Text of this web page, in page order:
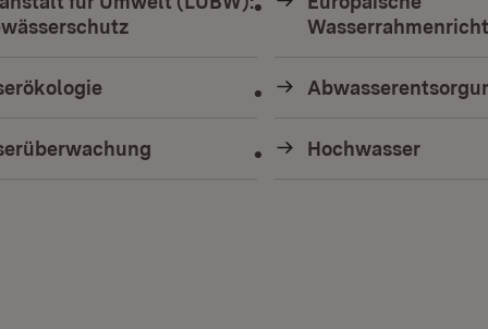
(Öffnet in neuem Fenster)
Hochwasser